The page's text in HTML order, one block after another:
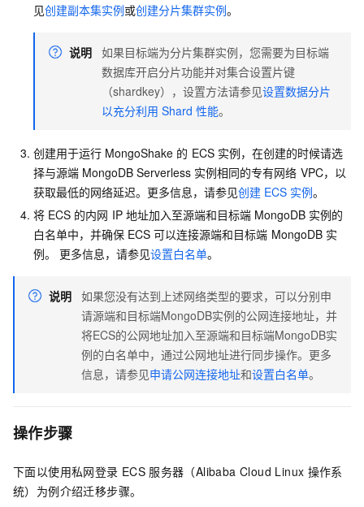
见创建副本集实例或创建分片集群实例。
说明 如果目标端为分片集群实例，您需要为目标端
数据库开启分片功能并对集合设置片键
（shardkey），设置方法请参见设置数据分片
以充分利用 Shard 性能。
创建用于运行 MongoShake 的 ECS 实例，在创建的时候请选
择与源端 MongoDB Serverless 实例相同的专有网络 VPC，以
获取最低的网络延迟。更多信息，请参见创建 ECS 实例。
将 ECS 的内网 IP 地址加入至源端和目标端 MongoDB 实例的
白名单中，并确保 ECS 可以连接源端和目标端 MongoDB 实
例。 更多信息，请参见设置白名单。
说明 如果您没有达到上述网络类型的要求，可以分别申
请源端和目标端MongoDB实例的公网连接地址，并
将ECS的公网地址加入至源端和目标端MongoDB实
例的白名单中，通过公网地址进行同步操作。更多
信息，请参见申请公网连接地址和设置白名单。
操作步骤
下面以使用私网登录 ECS 服务器（Alibaba Cloud Linux 操作系
统）为例介绍迁移步骤。